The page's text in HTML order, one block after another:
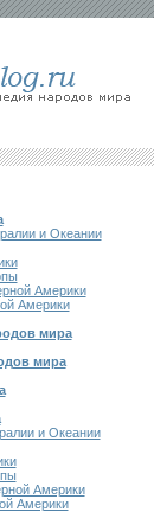
и Океании
Америки
Америки
мира
мира
и Океании
Америки
Америки